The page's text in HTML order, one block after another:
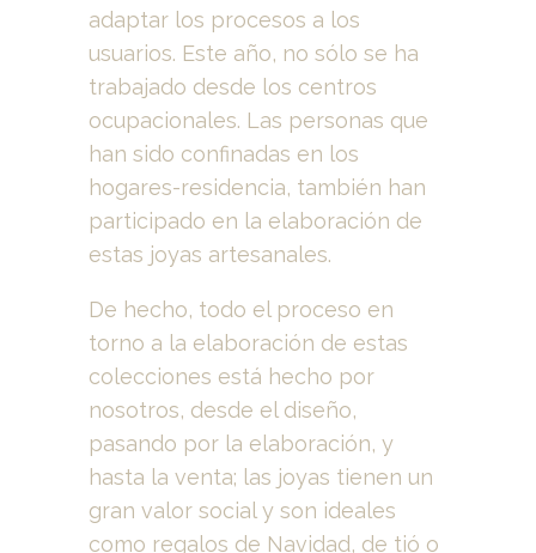
adaptar los procesos a los
usuarios. Este año, no sólo se ha
trabajado desde los centros
ocupacionales. Las personas que
han sido confinadas en los
hogares-residencia, también han
participado en la elaboración de
estas joyas artesanales.
De hecho, todo el proceso en
torno a la elaboración de estas
colecciones está hecho por
nosotros, desde el diseño,
pasando por la elaboración, y
hasta la venta; las joyas tienen un
gran valor social y son ideales
como regalos de Navidad, de tió o